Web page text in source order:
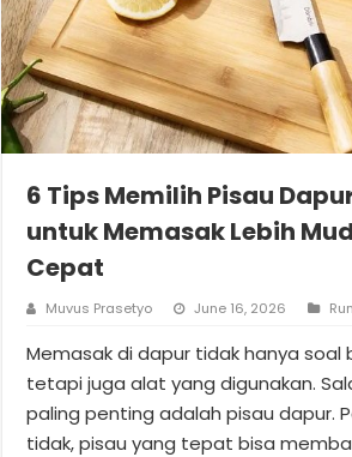
6 Tips Memilih Pisau
untuk Memasak Lebih
Cepat
Muvus Prasetyo June 16, 2026
Memasak di dapur tidak hanya soal
tetapi juga alat yang digunakan.
paling penting adalah pisau dapur.
tidak, pisau yang tepat bisa